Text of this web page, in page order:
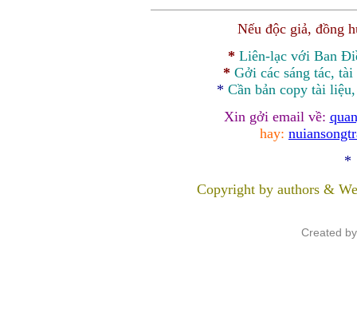
Nếu độc giả, đồng
* Liên-lạc với Ban
* Gởi các sáng tác,
* Cần bản copy tài
Xin gởi email về:
hay:
*
Copyright by authors &
Created